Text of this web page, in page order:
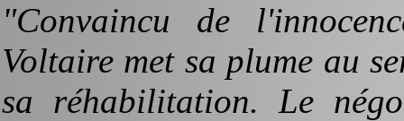
"Convaincu de
Voltaire met sa plume au
sa réhabilitation. Le